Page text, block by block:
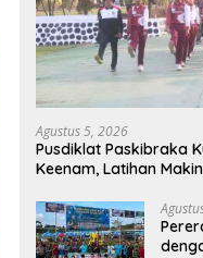
Agustus 5, 2026
Pusdiklat Paskibraka
Keenam, Latihan